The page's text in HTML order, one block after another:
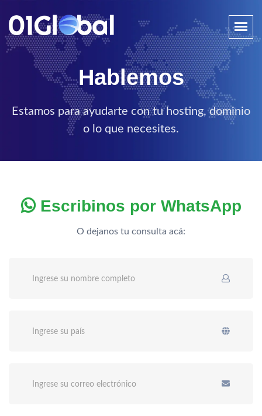
Hablemos
Estamos para ayudarte con tu hosting, dominio
o lo que necesites.
Escribinos por WhatsApp
O dejanos tu consulta acá: